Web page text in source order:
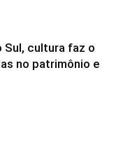
Sul, cultura faz o
no patrimônio e